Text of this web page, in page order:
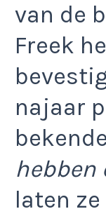
van de
Freek
najaar
hebben
laten